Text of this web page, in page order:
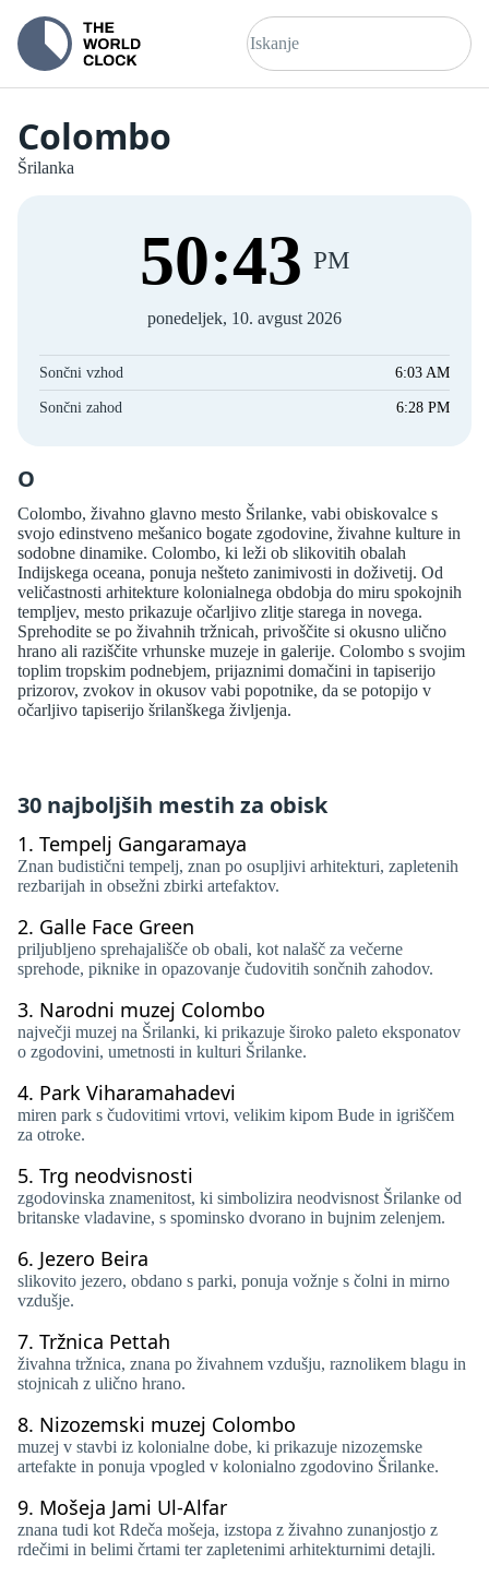
Colombo
Šrilanka
50:43 PM
ponedeljek, 10. avgust 2026
Sončni vzhod 6:03 AM
Sončni zahod 6:28 PM
O
Colombo, živahno glavno mesto Šrilanke, vabi obiskovalce s
svojo edinstveno mešanico bogate zgodovine, živahne kulture in
sodobne dinamike. Colombo, ki leži ob slikovitih obalah
Indijskega oceana, ponuja nešteto zanimivosti in doživetij. Od
veličastnosti arhitekture kolonialnega obdobja do miru spokojnih
templjev, mesto prikazuje očarljivo zlitje starega in novega.
Sprehodite se po živahnih tržnicah, privoščite si okusno ulično
hrano ali raziščite vrhunske muzeje in galerije. Colombo s svojim
toplim tropskim podnebjem, prijaznimi domačini in tapiserijo
prizorov, zvokov in okusov vabi popotnike, da se potopijo v
očarljivo tapiserijo šrilanškega življenja.
30 najboljših mestih za obisk
1. Tempelj Gangaramaya
Znan budistični tempelj, znan po osupljivi arhitekturi, zapletenih
rezbarijah in obsežni zbirki artefaktov.
2. Galle Face Green
priljubljeno sprehajališče ob obali, kot nalašč za večerne
sprehode, piknike in opazovanje čudovitih sončnih zahodov.
3. Narodni muzej Colombo
največji muzej na Šrilanki, ki prikazuje široko paleto eksponatov
o zgodovini, umetnosti in kulturi Šrilanke.
4. Park Viharamahadevi
miren park s čudovitimi vrtovi, velikim kipom Bude in igriščem
za otroke.
5. Trg neodvisnosti
zgodovinska znamenitost, ki simbolizira neodvisnost Šrilanke od
britanske vladavine, s spominsko dvorano in bujnim zelenjem.
6. Jezero Beira
slikovito jezero, obdano s parki, ponuja vožnje s čolni in mirno
vzdušje.
7. Tržnica Pettah
živahna tržnica, znana po živahnem vzdušju, raznolikem blagu in
stojnicah z ulično hrano.
8. Nizozemski muzej Colombo
muzej v stavbi iz kolonialne dobe, ki prikazuje nizozemske
artefakte in ponuja vpogled v kolonialno zgodovino Šrilanke.
9. Mošeja Jami Ul-Alfar
znana tudi kot Rdeča mošeja, izstopa z živahno zunanjostjo z
rdečimi in belimi črtami ter zapletenimi arhitekturnimi detajli.